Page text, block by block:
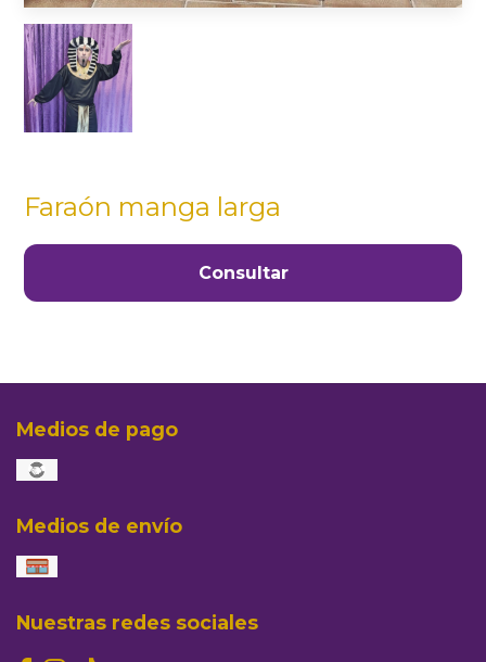
Faraón manga larga
Consultar
Medios de pago
Medios de envío
Nuestras redes sociales